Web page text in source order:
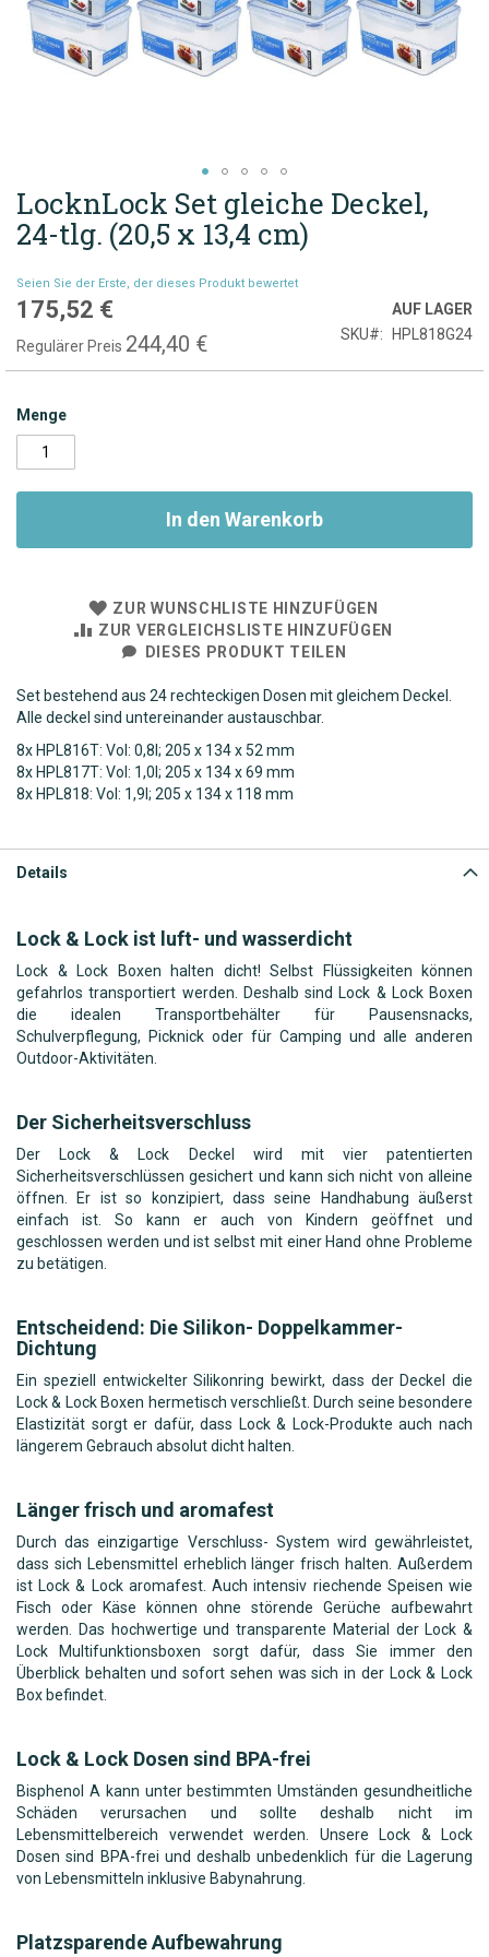
Zum
Anfang
der
springen
LocknLock Set gleiche Deckel,
24-tlg. (20,5 x 13,4 cm)
Seien Sie der Erste, der dieses Produkt bewertet
Sonderpreis
175,52 €
Regulärer Preis 244,40 €
AUF LAGER
SKU
HPL818G24
Menge
In den Warenkorb
ZUR WUNSCHLISTE HINZUFÜGEN
ZUR VERGLEICHSLISTE HINZUFÜGEN
DIESES PRODUKT TEILEN
Set bestehend aus 24 rechteckigen Dosen mit gleichem Deckel.
Alle deckel sind untereinander austauschbar.
8x HPL816T: Vol: 0,8l; 205 x 134 x 52 mm
8x HPL817T: Vol: 1,0l; 205 x 134 x 69 mm
8x HPL818: Vol: 1,9l; 205 x 134 x 118 mm
Details
Lock & Lock ist luft- und wasserdicht
Lock & Lock Boxen halten dicht! Selbst Flüssigkeiten können
gefahrlos transportiert werden. Deshalb sind Lock & Lock Boxen
die idealen Transportbehälter für Pausensnacks,
Schulverpflegung, Picknick oder für Camping und alle anderen
Outdoor-Aktivitäten.
Der Sicherheitsverschluss
Der Lock & Lock Deckel wird mit vier patentierten
Sicherheitsverschlüssen gesichert und kann sich nicht von alleine
öffnen. Er ist so konzipiert, dass seine Handhabung äußerst
einfach ist. So kann er auch von Kindern geöffnet und
geschlossen werden und ist selbst mit einer Hand ohne Probleme
zu betätigen.
Entscheidend: Die Silikon- Doppelkammer-
Dichtung
Ein speziell entwickelter Silikonring bewirkt, dass der Deckel die
Lock & Lock Boxen hermetisch verschließt. Durch seine besondere
Elastizität sorgt er dafür, dass Lock & Lock-Produkte auch nach
längerem Gebrauch absolut dicht halten.
Länger frisch und aromafest
Durch das einzigartige Verschluss- System wird gewährleistet,
dass sich Lebensmittel erheblich länger frisch halten. Außerdem
ist Lock & Lock aromafest. Auch intensiv riechende Speisen wie
Fisch oder Käse können ohne störende Gerüche aufbewahrt
werden. Das hochwertige und transparente Material der Lock &
Lock Multifunktionsboxen sorgt dafür, dass Sie immer den
Überblick behalten und sofort sehen was sich in der Lock & Lock
Box befindet.
Lock & Lock Dosen sind BPA-frei
Bisphenol A kann unter bestimmten Umständen gesundheitliche
Schäden verursachen und sollte deshalb nicht im
Lebensmittelbereich verwendet werden. Unsere Lock & Lock
Dosen sind BPA-frei und deshalb unbedenklich für die Lagerung
von Lebensmitteln inklusive Babynahrung.
Platzsparende Aufbewahrung